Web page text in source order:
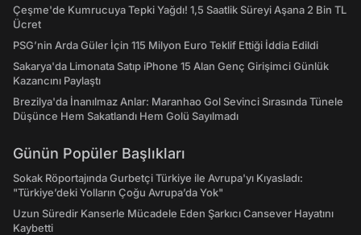
Çeşme'de Kumrucuya Tepki Yağdı! 1,5 Saatlik Süreyi Aşana 2 Bin TL
Ücret
PSG’nin Arda Güler İçin 115 Milyon Euro Teklif Ettiği İddia Edildi
Sakarya'da Limonata Satıp iPhone 15 Alan Genç Girişimci Günlük
Kazancını Paylaştı
Brezilya'da İnanılmaz Anlar: Maranhao Gol Sevinci Sırasında Tünele
Düşünce Hem Sakatlandı Hem Golü Sayılmadı
Günün Popüler Başlıkları
Sokak Röportajında Gurbetçi Türkiye ile Avrupa'yı Kıyasladı:
"Türkiye’deki Yolların Çoğu Avrupa’da Yok"
Uzun Süredir Kanserle Mücadele Eden Şarkıcı Cansever Hayatını
Kaybetti